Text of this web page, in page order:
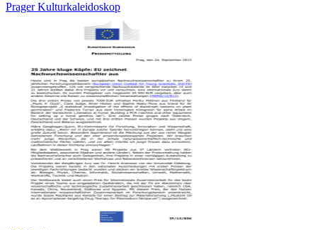
Prager Kulturkaleidoskop